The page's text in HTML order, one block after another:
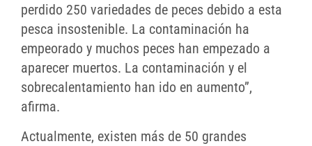
perdido 250 variedades de peces debido a esta
pesca insostenible. La contaminación ha
empeorado y muchos peces han empezado a
aparecer muertos. La contaminación y el
sobrecalentamiento han ido en aumento”,
afirma.
Actualmente, existen más de 50 grandes